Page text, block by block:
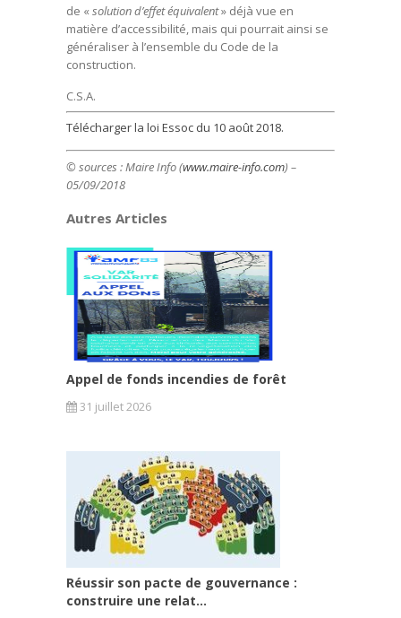
de « solution d’effet équivalent» déjà vue en
matière d’accessibilité, mais qui pourrait ainsi se
généraliser à l’ensemble du Code de la
construction.
C.S.A.
Télécharger la loi Essoc du 10 août 2018.
© sources : Maire Info (www.maire-info.com) –
05/09/2018
Autres Articles
Appel de fonds incendies de forêt
31 juillet 2026
Réussir son pacte de gouvernance :
construire une relat...